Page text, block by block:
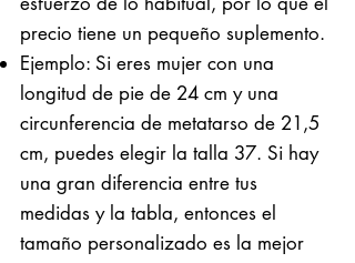
precio tiene un pequeño suplemento.
Ejemplo: Si eres mujer con una
longitud de pie de 24 cm y una
circunferencia de metatarso de 21,5
cm, puedes elegir la talla 37. Si hay
una gran diferencia entre tus
medidas y la tabla, entonces el
tamaño personalizado es la mejor